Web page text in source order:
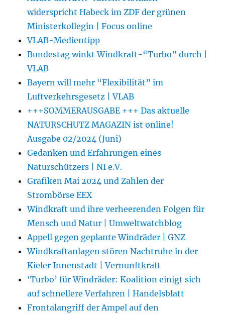
widerspricht Habeck im ZDF der grünen
Ministerkollegin | Focus online
VLAB-Medientipp
Bundestag winkt Windkraft-“Turbo” durch |
VLAB
Bayern will mehr “Flexibilität” im
Luftverkehrsgesetz | VLAB
+++SOMMERAUSGABE +++ Das aktuelle
NATURSCHUTZ MAGAZIN ist online!
Ausgabe 02/2024 (Juni)
Gedanken und Erfahrungen eines
Naturschützers | NI e.V.
Grafiken Mai 2024 und Zahlen der
Strombörse EEX
Windkraft und ihre verheerenden Folgen für
Mensch und Natur | Umweltwatchblog
Appell gegen geplante Windräder | GNZ
Windkraftanlagen stören Nachtruhe in der
Kieler Innenstadt | Vernunftkraft
‘Turbo’ für Windräder: Koalition einigt sich
auf schnellere Verfahren | Handelsblatt
Frontalangriff der Ampel auf den